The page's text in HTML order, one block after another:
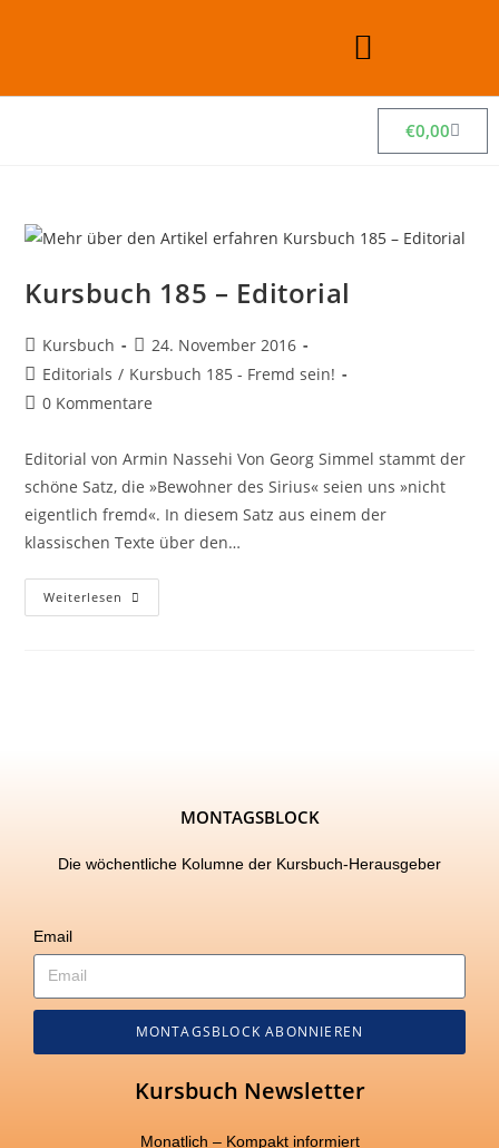
€0,00
Kursbuch 185 – Editorial
Kursbuch
24. November 2016
Editorials / Kursbuch 185 - Fremd sein!
0 Kommentare
Editorial von Armin Nassehi Von Georg Simmel stammt der
schöne Satz, die »Bewohner des Sirius« seien uns »nicht
eigentlich fremd«. In diesem Satz aus einem der
klassischen Texte über den…
Weiterlesen
MONTAGSBLOCK
Die wöchentliche Kolumne der Kursbuch-Herausgeber
Email
MONTAGSBLOCK ABONNIEREN
Kursbuch Newsletter
Monatlich – Kompakt informiert